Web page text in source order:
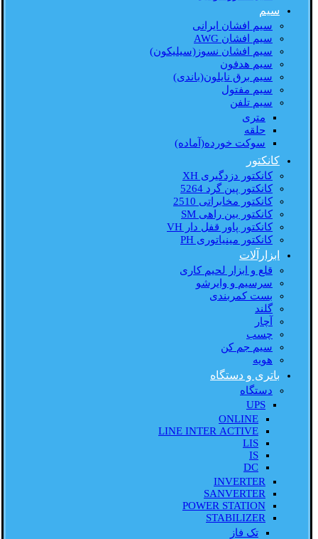
سیم
سیم افشان ایرانی
سیم افشان AWG
سیم افشان نسوز(سیلیکون)
سیم هدفون
سیم برق نایلون(باندی)
سیم مفتول
سیم تلفن
متری
حلقه
سوکت خورده(آماده)
کانکتور
کانکتور دزدگیری XH
کانکتور پین گرد 5264
کانکتور مخابراتی 2510
کانکتور بین راهی SM
کانکتور پاور قفل دار VH
کانکتور مینیاتوری PH
ابزارآلات
قلع و ابزار لحیم کاری
سرسیم و وایرشو
بست کمربندی
گلند
آچار
چسب
سیم جم کن
هویه
باتری و دستگاه
دستگاه
UPS
ONLINE
LINE INTER ACTIVE
LIS
IS
DC
INVERTER
SANVERTER
POWER STATION
STABILIZER
تک فاز